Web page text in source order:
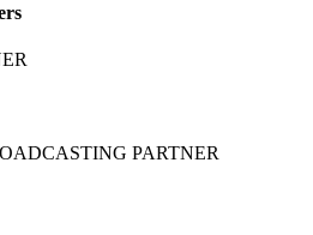
PARTNER